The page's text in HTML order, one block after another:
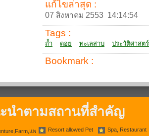
แก้ไขล่าสุด :
07 สิงหาคม 2553 14:14:54
Tags :
ถ้ำ ดอย ทะเลสาบ ประวัติศาสตร์
Bookmark :
นำตามสถานที่สำคัญ
แพ Resort allowed Pet Spa, Restaurant